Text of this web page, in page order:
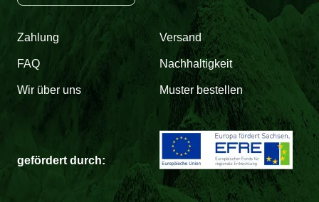
Zahlung Versand
FAQ Nachhaltigkeit
Wir über uns Muster bestellen
gefördert durch: